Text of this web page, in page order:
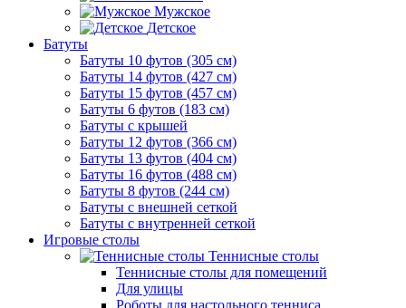
Мужское
Детское
Батуты
Батуты 10 футов (305 см)
Батуты 14 футов (427 см)
Батуты 15 футов (457 см)
Батуты 6 футов (183 см)
Батуты с крышей
Батуты 12 футов (366 см)
Батуты 13 футов (404 см)
Батуты 16 футов (488 см)
Батуты 8 футов (244 см)
Батуты с внешней сеткой
Батуты с внутренней сеткой
Игровые столы
Теннисные столы
Теннисные столы для помещений
Для улицы
Роботы для настольного тенниса